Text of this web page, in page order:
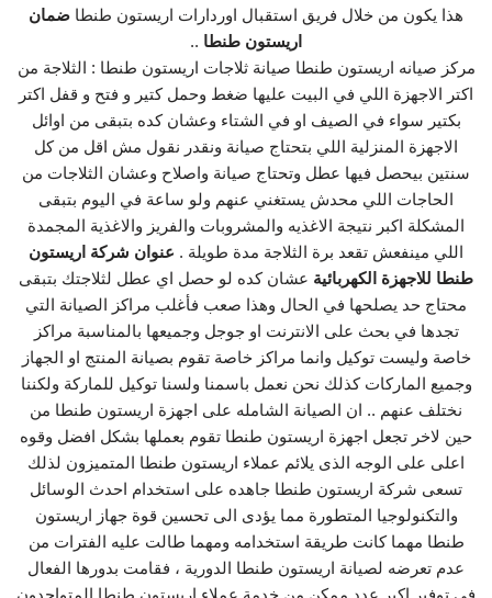
هذا يكون من خلال فريق استقبال اوردارات اريستون طنطا ضمان
اريستون طنطا ..
مركز صيانه اريستون طنطا صيانة ثلاجات اريستون طنطا : الثلاجة من
اكتر الاجهزة اللي في البيت عليها ضغط وحمل كتير و فتح و قفل اكتر
بكتير سواء في الصيف او في الشتاء وعشان كده بتبقى من اوائل
الاجهزة المنزلية اللي بتحتاج صيانة ونقدر نقول مش اقل من كل
سنتين بيحصل فيها عطل وتحتاج صيانة واصلاح وعشان الثلاجات من
الحاجات اللي محدش يستغني عنهم ولو ساعة في اليوم بتبقى
المشكلة اكبر نتيجة الاغذيه والمشروبات والفريز والاغذية المجمدة
اللي مينفعش تقعد برة الثلاجة مدة طويلة . عنوان شركة اريستون
طنطا للاجهزة الكهربائية عشان كده لو حصل اي عطل لثلاجتك بتبقى
محتاج حد يصلحها في الحال وهذا صعب فأغلب مراكز الصيانة التي
تجدها في بحث على الانترنت او جوجل وجميعها بالمناسبة مراكز
خاصة وليست توكيل وانما مراكز خاصة تقوم بصيانة المنتج او الجهاز
وجميع الماركات كذلك نحن نعمل باسمنا ولسنا توكيل للماركة ولكننا
نختلف عنهم .. ان الصيانة الشامله على اجهزة اريستون طنطا من
حين لاخر تجعل اجهزة اريستون طنطا تقوم بعملها بشكل افضل وقوه
اعلى على الوجه الذى يلائم عملاء اريستون طنطا المتميزون لذلك
تسعى شركة اريستون طنطا جاهده على استخدام احدث الوسائل
والتكنولوجيا المتطورة مما يؤدى الى تحسين قوة جهاز اريستون
طنطا مهما كانت طريقة استخدامه ومهما طالت عليه الفترات من
عدم تعرضه لصيانة اريستون طنطا الدورية ، فقامت بدورها الفعال
فى توفير اكبر عدد ممكن من خدمة عملاء اريستون طنطا المتواجدون